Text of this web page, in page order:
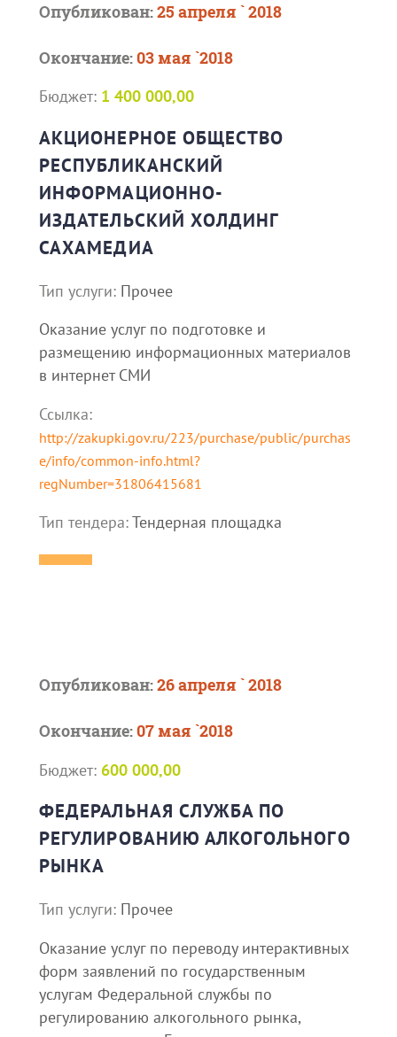
Опубликован:25 апреля ` 2018
Окончание:03 мая `2018
Бюджет: 1 400 000,00
АКЦИОНЕРНОЕ ОБЩЕСТВО
РЕСПУБЛИКАНСКИЙ
ИНФОРМАЦИОННО-
ИЗДАТЕЛЬСКИЙ ХОЛДИНГ
САХАМЕДИА
Тип услуги: Прочее
Оказание услуг по подготовке и
размещению информационных материалов
в интернет СМИ
Ссылка:
http://zakupki.gov.ru/223/purchase/public/purchas
e/info/common-info.html?
regNumber=31806415681
Тип тендера:Тендерная площадка
Опубликован:26 апреля ` 2018
Окончание:07 мая `2018
Бюджет: 600 000,00
ФЕДЕРАЛЬНАЯ СЛУЖБА ПО
РЕГУЛИРОВАНИЮ АЛКОГОЛЬНОГО
РЫНКА
Тип услуги: Прочее
Оказание услуг по переводу интерактивных
форм заявлений по государственным
услугам Федеральной службы по
регулированию алкогольного рынка,